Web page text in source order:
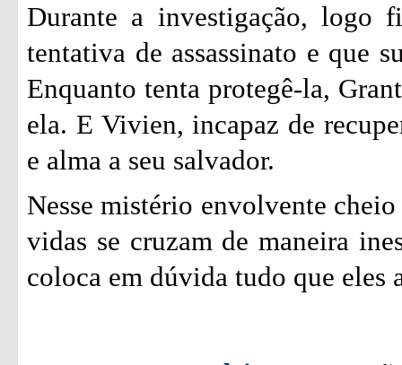
Durante a investigação, logo
tentativa de assassinato e que
Enquanto tenta protegê-la,
ela. E Vivien, incapaz de
e alma a seu salvador.
Nesse mistério envolvente
vidas se cruzam de maneira
coloca em dúvida tudo que eles